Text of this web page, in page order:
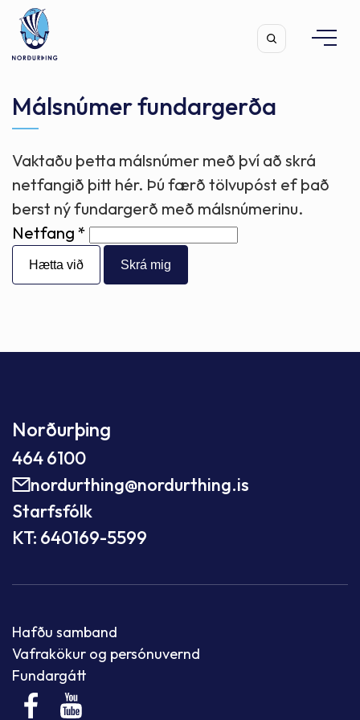
Leita
Málsnúmer fundargerða
Vaktaðu þetta málsnúmer með því að skrá
netfangið þitt hér. Þú færð tölvupóst ef það
berst ný fundargerð með málsnúmerinu.
Netfang
Hætta við
Norðurþing
464 6100
nordurthing@nordurthing.is
Starfsfólk
KT: 640169-5599
Hafðu samband
Vafrakökur og persónuvernd
Fundargátt